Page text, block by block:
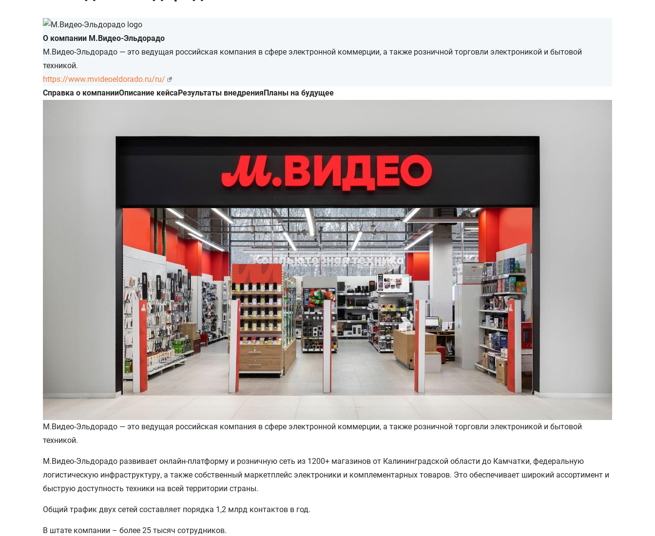
О компании М.Видео-Эльдорадо
М.Видео-Эльдорадо — это ведущая российская компания в сфере электронной коммерции, а также розничной торговли электроникой и бытовой
техникой.
https://www.mvideoeldorado.ru/ru/
Cправка о компанииОписание кейса Результаты внедрения Планы на будущее
М.Видео-Эльдорадо — это ведущая российская компания в сфере электронной коммерции, а также розничной торговли электроникой и бытовой
техникой.
М.Видео-Эльдорадо развивает онлайн-платформу и розничную сеть из 1200+ магазинов от Калининградской области до Камчатки, федеральную
логистическую инфраструктуру, а также собственный маркетплейс электроники и комплементарных товаров. Это обеспечивает широкий ассортимент и
быструю доступность техники на всей территории страны.
Общий трафик двух сетей составляет порядка 1,2 млрд контактов в год.
В штате компании – более 25 тысяч сотрудников.